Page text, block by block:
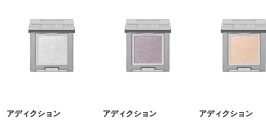
アディクション
アディクション
アディクション